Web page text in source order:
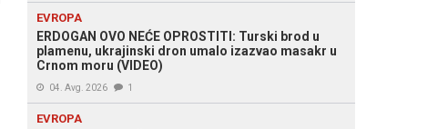
EVROPA
ERDOGAN OVO NEĆE OPROSTITI: Turski brod u
plamenu, ukrajinski dron umalo izazvao masakr u
Crnom moru (VIDEO)
04. Avg. 2026 1
EVROPA